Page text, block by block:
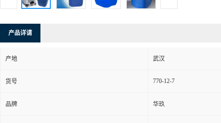
产品详请
产地 武汉
货号 770-12-7
品牌 华玖